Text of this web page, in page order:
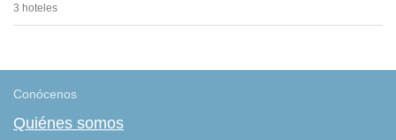
3 hoteles
Conócenos
Quiénes somos